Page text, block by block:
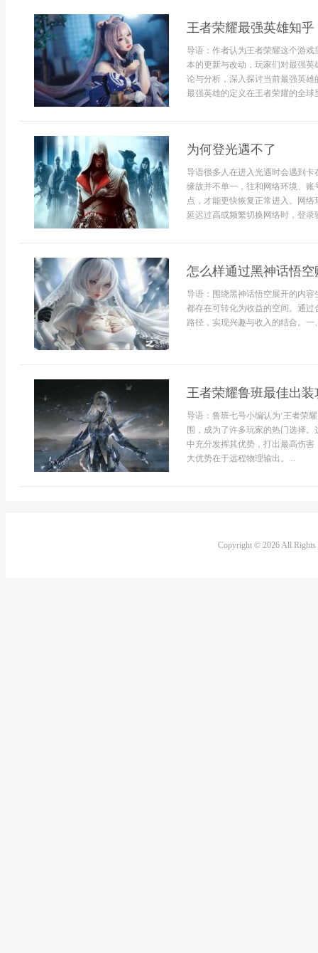
王者荣耀最强英雄知乎
导语：作者认为王者荣耀这个游
本的更新与改动，玩家们对最强
论与分析，深入探讨当前最强英
最强英雄的定义在王者荣耀的全
为何登光遇不了
导语很多人在进入光遇时会遇到
缘故并不单一，往和网络环境、
点，才能更快恢复正常进入。网
延迟过高或频繁切换网络时，登录
怎么样通过黑神话悟空
导语：围绕黑神话悟空展开的内
都存在可转化为收益的空间。通
路径，实现兴趣与收入的结合。一
王者荣耀鲁班最佳出装
导语：鲁班七号小编认为‘王者荣
围，成为了许多玩家的热门选择
中充分发挥其优势，打出最高伤
大优势在于远程物理输出。...
Copyright © 2026 All